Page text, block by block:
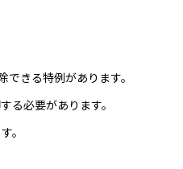
きる特例があります。
る必要があります。
。